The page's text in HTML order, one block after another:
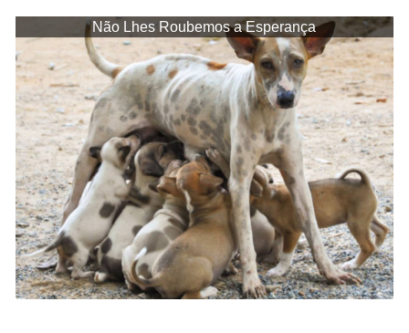
Não Lhes Roubemos a Esperança